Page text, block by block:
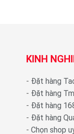
KINH
- Đặt hàng
- Đặt hàng
- Đặt hàng
- Đặt hàng
- Chọn shop